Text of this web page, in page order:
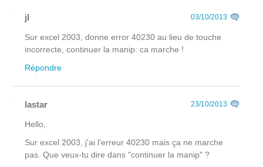
jl 03/10/2013
Sur excel 2003, donne error 40230 au lieu de touche
incorrecte, continuer la manip: ca marche !
Répondre
lastar 23/10/2013
Hello,
Sur excel 2003, j'ai l'erreur 40230 mais ça ne marche
pas. Que veux-tu dire dans "continuer la manip" ?